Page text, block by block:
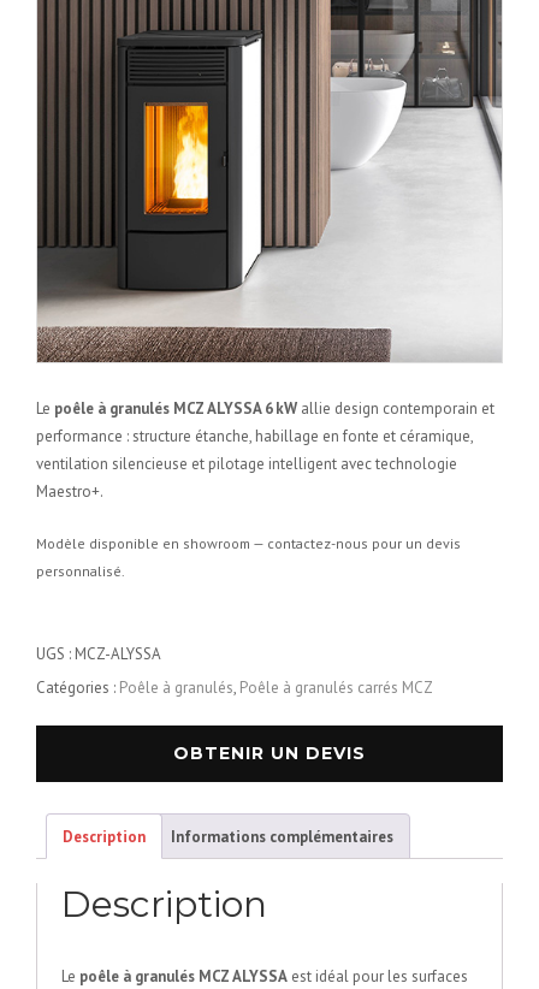
Le poêle à granulés MCZ ALYSSA 6 kW allie design contemporain et
performance : structure étanche, habillage en fonte et céramique,
ventilation silencieuse et pilotage intelligent avec technologie
Maestro+.
Modèle disponible en showroom — contactez-nous pour un devis
personnalisé.
UGS : MCZ-ALYSSA
Catégories : Poêle à granulés, Poêle à granulés carrés MCZ
OBTENIR UN DEVIS
Description Informations complémentaires
Description
Le poêle à granulés MCZ ALYSSA est idéal pour les surfaces